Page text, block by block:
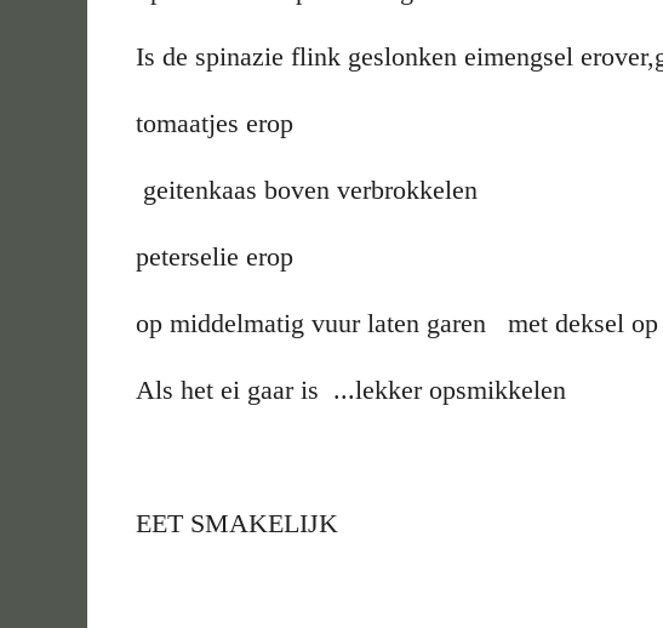
Is de spinazie flink geslonken eimengsel
tomaatjes erop
geitenkaas boven verbrokkelen
peterselie erop
op middelmatig vuur laten garen met deksel op
Als het ei gaar is ...lekker opsmikkelen
EET SMAKELIJK